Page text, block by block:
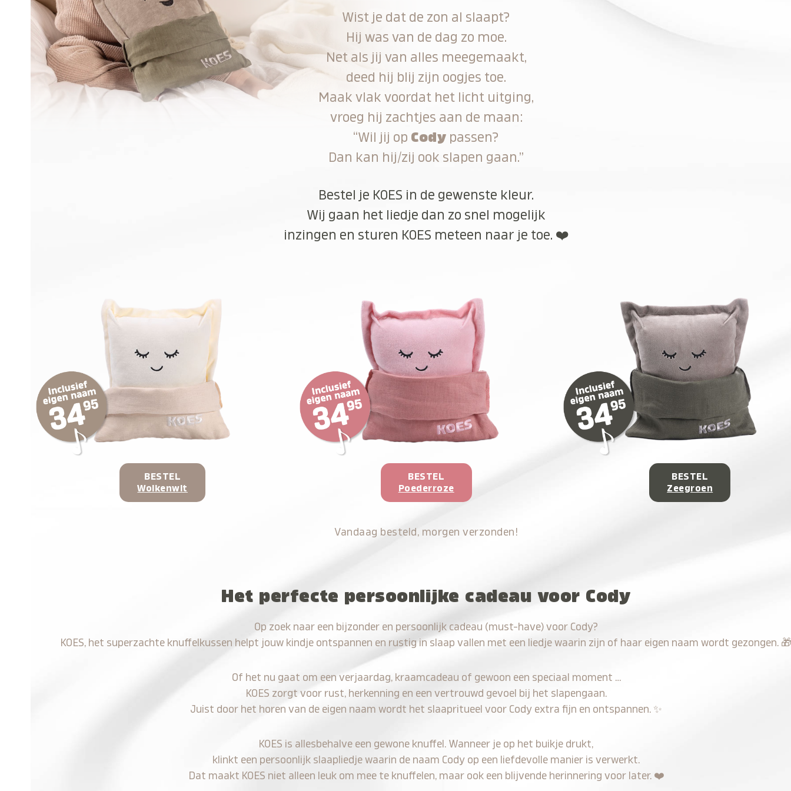
Wist je dat de zon al slaapt?
Hij was van de dag zo moe.
Net als jij van alles meegemaakt,
deed hij blij zijn oogjes toe.
Maak vlak voordat het licht uitging,
vroeg hij zachtjes aan de maan:
“Wil jij op Cody passen?
Dan kan hij/zij ook slapen gaan.”
Bestel je KOES in de gewenste kleur.
Wij gaan het liedje dan zo snel mogelijk
inzingen en sturen KOES meteen naar je toe. ❤️
BESTEL
Wolkenwit
BESTEL
Poederroze
BESTEL
Zeegroen
Vandaag besteld, morgen verzonden!
Het perfecte persoonlijke cadeau voor Cody
Op zoek naar een bijzonder en persoonlijk cadeau (must-have) voor Cody?
KOES, het superzachte knuffelkussen helpt jouw kindje ontspannen en rustig in slaap vallen met een liedje waarin zijn of haar eigen naam wordt gezongen.
Of het nu gaat om een verjaardag, kraamcadeau of gewoon een speciaal moment …
KOES zorgt voor rust, herkenning en een vertrouwd gevoel bij het slapengaan.
Juist door het horen van de eigen naam wordt het slaapritueel voor Cody extra fijn en ontspannen. ✨
KOES is allesbehalve een gewone knuffel. Wanneer je op het buikje drukt,
klinkt een persoonlijk slaapliedje waarin de naam Cody op een liefdevolle manier is verwerkt.
Dat maakt KOES niet alleen leuk om mee te knuffelen, maar ook een blijvende herinnering voor later. ❤️